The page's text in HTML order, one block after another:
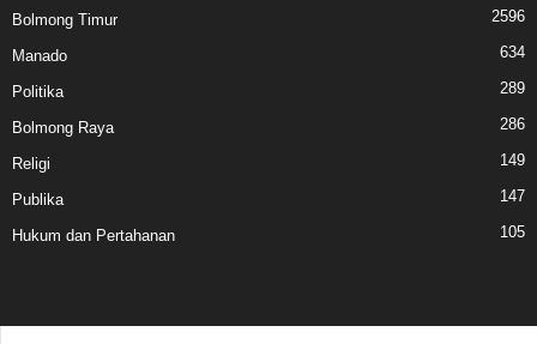
Bolmong Timur 2596
Manado 634
Politika 289
Bolmong Raya 286
Religi 149
Publika 147
Hukum dan Pertahanan 105